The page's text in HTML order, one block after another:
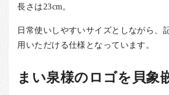
長さは23cm。
日常使いしやすいサイズとしながら、
用いただける仕様となっています。
まい泉様のロゴを貝象